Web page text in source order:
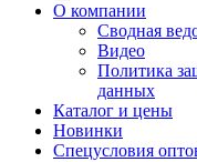
О компании
Сводная
Видео
Политика
данных
Каталог и цены
Новинки
Спецусловия